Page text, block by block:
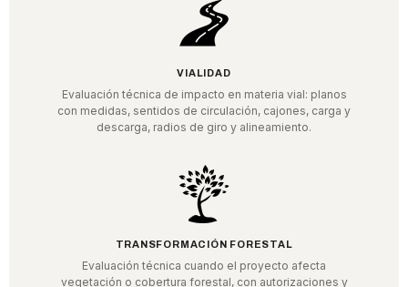
VIALIDAD
Evaluación técnica de impacto en materia vial: planos
con medidas, sentidos de circulación, cajones, carga y
descarga, radios de giro y alineamiento.
TRANSFORMACIÓN FORESTAL
Evaluación técnica cuando el proyecto afecta
vegetación o cobertura forestal, con autorizaciones y